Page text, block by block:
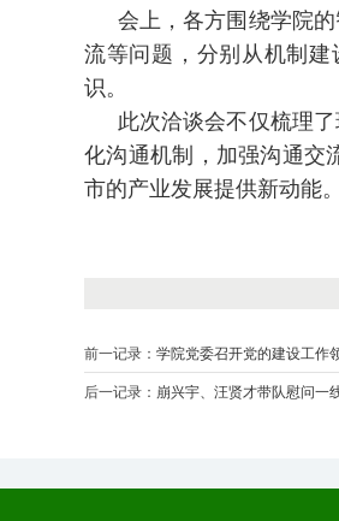
会上，各方围绕学院
流等问题，分别从机制
识。
此次洽谈会不仅梳理
化沟通机制，加强沟通交
市的产业发展提供新动能。
前一记录： 学院党委召开党的建设工作
后一记录： 崩兴宇、汪贤才带队慰问一